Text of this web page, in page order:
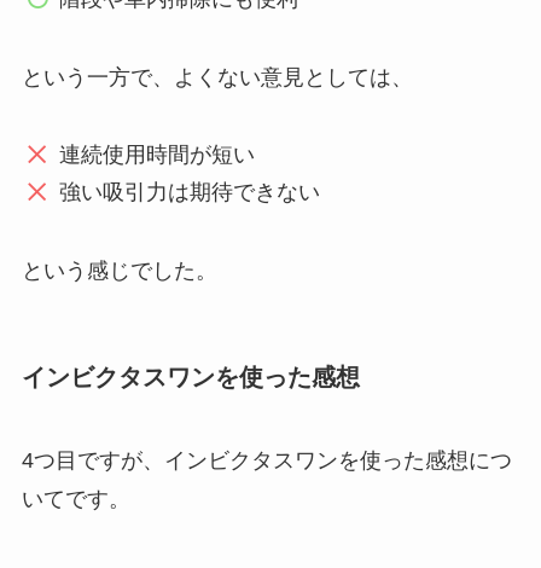
という一方で、よくない意見としては、
連続使用時間が短い
強い吸引力は期待できない
という感じでした。
インビクタスワンを使った感想
4つ目ですが、インビクタスワンを使った感想につ
いてです。